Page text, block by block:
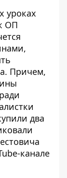
уроках
ОП
Причем,
ради
два
канале